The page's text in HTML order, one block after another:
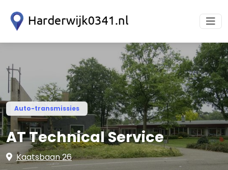
Auto-transmissies
AT Technical Service
Kaatsbaan 26